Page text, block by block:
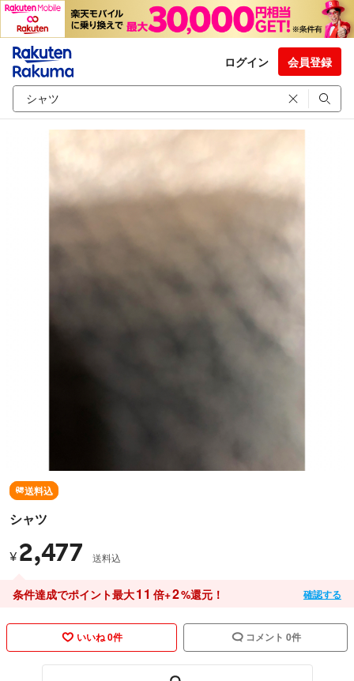
ログイン 会員登録
送料込
シャツ
¥ 2,477 送料込
条件達成でポイント最大11 倍+2%還元！ 確認する
いいね 0件 コメント 0件